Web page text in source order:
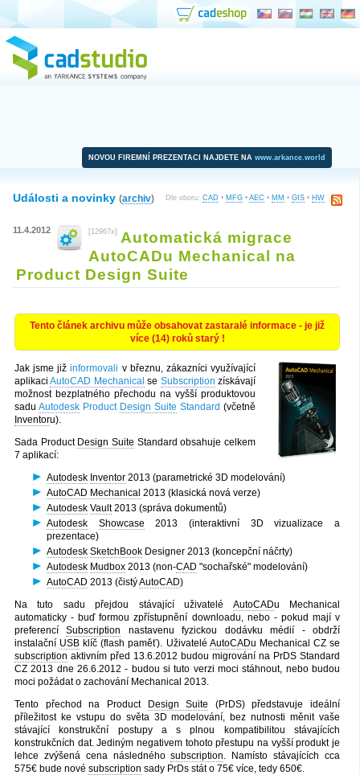
NOVOU FIREMNÍ PREZENTACI NAJDETE NA www.arkance.world
Dle oboru: CAD • MFG • AEC • MM • GIS • HW
Události a novinky (archiv)
11.4.2012 [12967x]
Automatická migrace
AutoCADu Mechanical na
Product Design Suite
Tento článek archivu může obsahovat zastaralé informace - je již
více (14) roků starý !
Jak jsme jižinformovali v březnu, zákazníci využívající
aplikaciAutoCAD Mechanical se Subscription získávají
možnost bezplatného přechodu na vyšší produktovou
sadu Autodesk Product Design Suite Standard (včetně
Inventoru).
Sada Product Design Suite Standard obsahuje celkem
7 aplikací:
Autodesk Inventor 2013 (parametrické 3D modelování)
AutoCAD Mechanical 2013 (klasická nová verze)
Autodesk Vault2013 (správa dokumentů)
Autodesk
Showcase 2013 (interaktivní 3D vizualizace a
prezentace)
Autodesk SketchBook Designer 2013 (koncepční náčrty)
Autodesk Mudbox 2013 (non-CAD "sochařské" modelování)
AutoCAD 2013 (čistýAutoCAD)
Na tuto sadu přejdou stávající uživatelé AutoCADu Mechanical
automaticky - buď formou zpřístupnění downloadu, nebo - pokud mají v
preferencíSubscription
nastavenu fyzickou dodávku médií - obdrží
instalační USB klíč (flash paměť). Uživatelé AutoCADu Mechanical CZ se
subscription aktivním před 13.6.2012 budou migrování na PrDS Standard
CZ 2013 dne 26.6.2012 - budou si tuto verzi moci stáhnout, nebo budou
moci požádat o zachování Mechanical 2013.
Tento přechod na Product
Design Suite (PrDS) představuje ideální
příležitost ke vstupu do světa 3D modelování, bez nutnosti měnit vaše
stávající konstrukční postupy a s plnou kompatibilitou stávajících
konstrukčních dat. Jediným negativem tohoto přestupu na vyšší produkt je
lehce zvýšená cena následnéhosubscription. Namísto stávajících cca
575€ bude nové subscription sady PrDs stát o 75€ více, tedy 650€.